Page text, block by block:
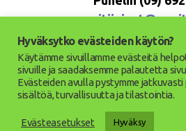
© 2026 Positiiviset ry
Tietosuojaseloste
Hyväksytko evästeiden käytön?
Käytämme sivuillamme evästeitä
sivuille ja saadaksemme palautetta
Evästeiden avulla pystymme jatkuvasti
sisältöä, turvallisuutta ja tilastointia.
Evästeasetukset Hyväksy